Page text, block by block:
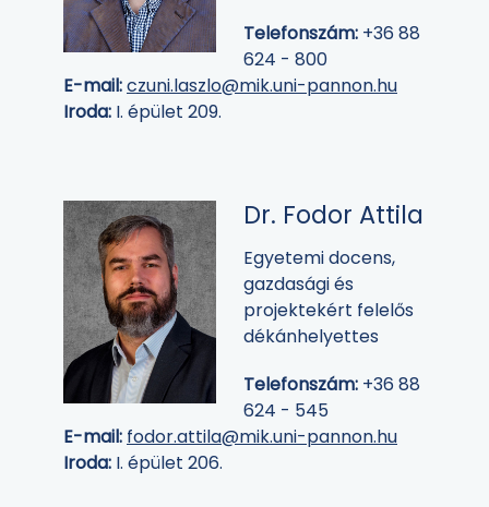
Telefonszám: +36 88
624 - 800
E-mail:czuni.laszlo@mik.uni-pannon.hu
Iroda: I. épület 209.
Dr. Fodor Attila
Egyetemi docens,
gazdasági és
projektekért felelős
dékánhelyettes
Telefonszám: +36 88
624 - 545
E-mail: fodor.attila@mik.uni-pannon.hu
Iroda: I. épület 206.